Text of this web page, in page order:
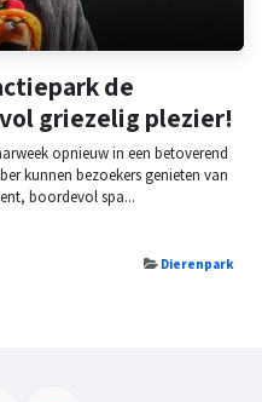
de
griezelig plezier!
opnieuw in een betoverend
kunnen bezoekers genieten van
boordevol spa...
Dierenpark